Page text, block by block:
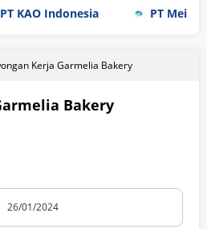
Indonesia PT Meihoku
Kerja Garmelia Bakery
Bakery
26/01/2024